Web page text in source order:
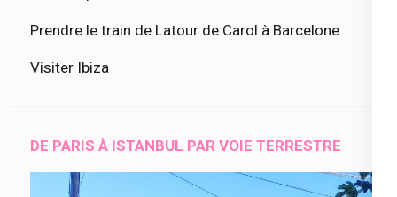
Prendre le train de Latour de Carol à Barcelone
Visiter Ibiza
DE PARIS À ISTANBUL PAR VOIE TERRESTRE